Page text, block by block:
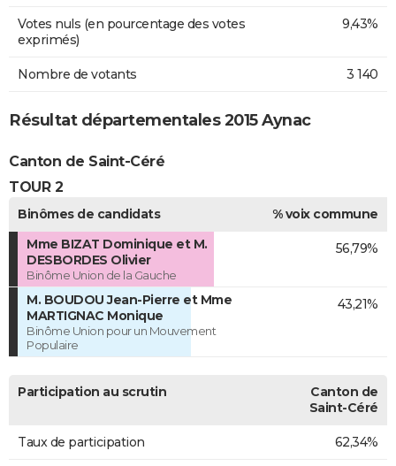
Votes nuls (en pourcentage des votes
exprimés)
9,43%
Nombre de votants 3 140
Résultat départementales 2015 Aynac
Canton de Saint-Céré
TOUR 2
Binômes de candidats
% voix commune
Mme BIZAT Dominique et M.
DESBORDES Olivier
Binôme Union de la Gauche
56,79%
M. BOUDOU Jean-Pierre et Mme
MARTIGNAC Monique
Binôme Union pour un Mouvement
Populaire
43,21%
Participation au scrutin
Canton de
Saint-Céré
Taux de participation 62,34%